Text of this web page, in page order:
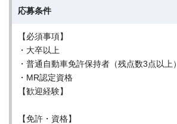
応募条件
【必須事項】
・大卒以上
・普通自動車免許保持者（残点数3点以上）
・MR認定資格
【歓迎経験】
【免許・資格】